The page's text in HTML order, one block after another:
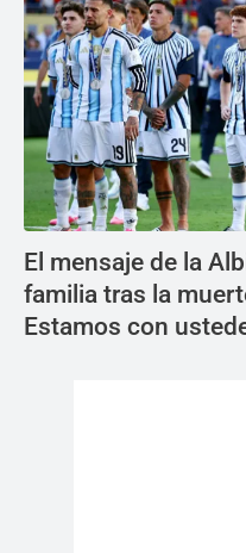
El mensaje de la
familia tras la
Estamos con